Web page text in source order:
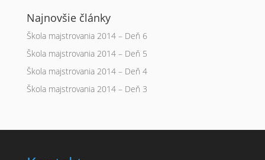
Najnovšie články
Škola majstrovania 2014 – Deň 6
Škola majstrovania 2014 – Deň 5
Škola majstrovania 2014 – Deň 4
Škola majstrovania 2014 – Deň 3